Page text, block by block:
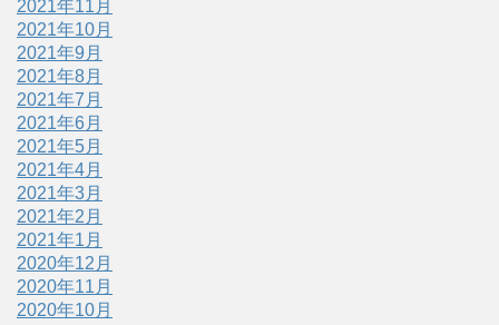
2021年11月
2021年10月
2021年9月
2021年8月
2021年7月
2021年6月
2021年5月
2021年4月
2021年3月
2021年2月
2021年1月
2020年12月
2020年11月
2020年10月